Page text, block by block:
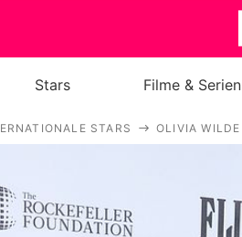
Stars Filme & Serien
STARS OLIVIA WILDE